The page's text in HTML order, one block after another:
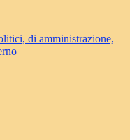
di amministrazione,